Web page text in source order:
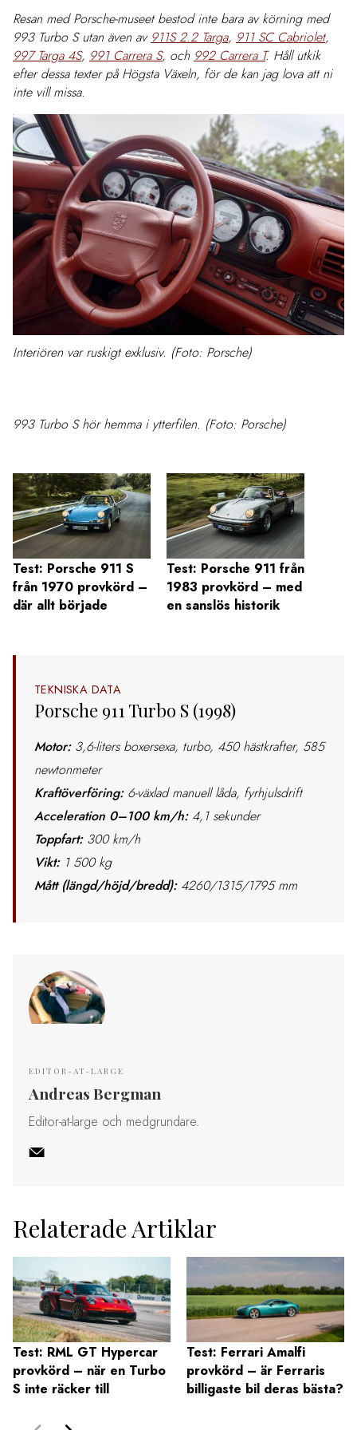
Resan med Porsche-museet bestod inte bara av körning med
993 Turbo S utan även av 911S 2.2 Targa, 911 SC Cabriolet,
997 Targa 4S, 991 Carrera S, och 992 Carrera T. Håll utkik
efter dessa texter på Högsta Växeln, för de kan jag lova att ni
inte vill missa.
Interiören var ruskigt exklusiv. (Foto: Porsche)
993 Turbo S hör hemma i ytterfilen. (Foto: Porsche)
Test: Porsche 911 S
från 1970 provkörd –
där allt började
Test: Porsche 911 från
1983 provkörd – med
en sanslös historik
TEKNISKA DATA
Porsche 911 Turbo S (1998)
Motor: 3,6-liters boxersexa, turbo, 450 hästkrafter, 585
newtonmeter
Kraftöverföring:6-växlad manuell låda, fyrhjulsdrift
Acceleration 0–100 km/h:4,1 sekunder
Toppfart:300 km/h
Vikt:1 500 kg
Mått (längd/höjd/bredd):4260/1315/1795 mm
EDITOR-AT-LARGE
Andreas Bergman
Editor-at-large och medgrundare.
Relaterade Artiklar
Test: RML GT Hypercar
provkörd – när en Turbo
S inte räcker till
Test: Ferrari Amalfi
provkörd – är Ferraris
billigaste bil deras bästa?